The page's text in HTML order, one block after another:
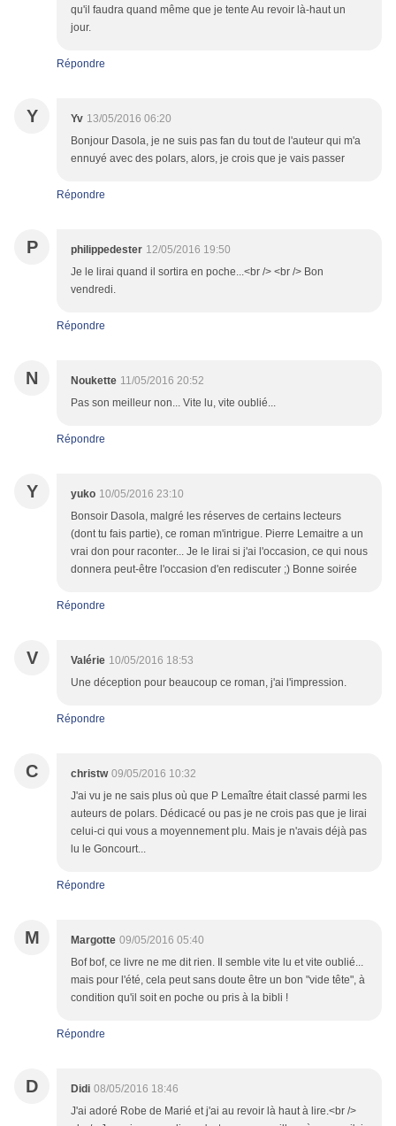
qu'il faudra quand même que je tente Au revoir là-haut un
jour.
Répondre
Y Yv 13/05/2016 06:20
Bonjour Dasola, je ne suis pas fan du tout de l'auteur qui m'a
ennuyé avec des polars, alors, je crois que je vais passer
Répondre
P philippedester 12/05/2016 19:50
Je le lirai quand il sortira en poche...<br /> <br /> Bon
vendredi.
Répondre
N Noukette 11/05/2016 20:52
Pas son meilleur non... Vite lu, vite oublié...
Répondre
Y yuko 10/05/2016 23:10
Bonsoir Dasola, malgré les réserves de certains lecteurs
(dont tu fais partie), ce roman m'intrigue. Pierre Lemaitre a un
vrai don pour raconter... Je le lirai si j'ai l'occasion, ce qui nous
donnera peut-être l'occasion d'en rediscuter ;) Bonne soirée
Répondre
V Valérie 10/05/2016 18:53
Une déception pour beaucoup ce roman, j'ai l'impression.
Répondre
C christw 09/05/2016 10:32
J'ai vu je ne sais plus où que P Lemaître était classé parmi les
auteurs de polars. Dédicacé ou pas je ne crois pas que je lirai
celui-ci qui vous a moyennement plu. Mais je n'avais déjà pas
lu le Goncourt...
Répondre
M Margotte 09/05/2016 05:40
Bof bof, ce livre ne me dit rien. Il semble vite lu et vite oublié...
mais pour l'été, cela peut sans doute être un bon "vide tête", à
condition qu'il soit en poche ou pris à la bibli !
Répondre
D Didi 08/05/2016 18:46
J'ai adoré Robe de Marié et j'ai au revoir là haut à lire.<br />